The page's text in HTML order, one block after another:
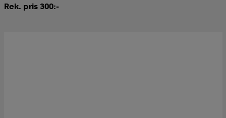
Rek. pris 300:-